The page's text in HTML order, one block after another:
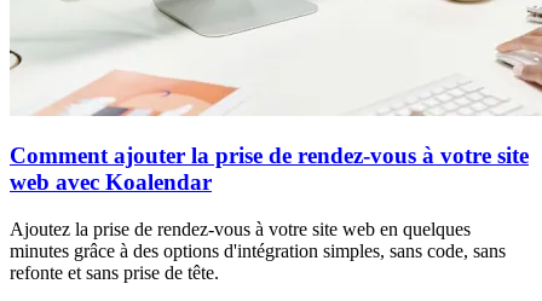
Comment ajouter la prise de rendez-vous à votre site
web avec Koalendar
Ajoutez la prise de rendez-vous à votre site web en quelques
minutes grâce à des options d'intégration simples, sans code, sans
refonte et sans prise de tête.